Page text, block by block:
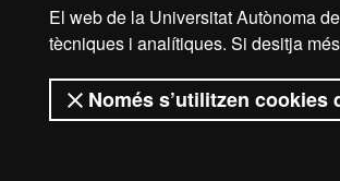
El web de la Universitat Autònoma
tècniques i analítiques. Si desitja
Només s’utilitzen cookies